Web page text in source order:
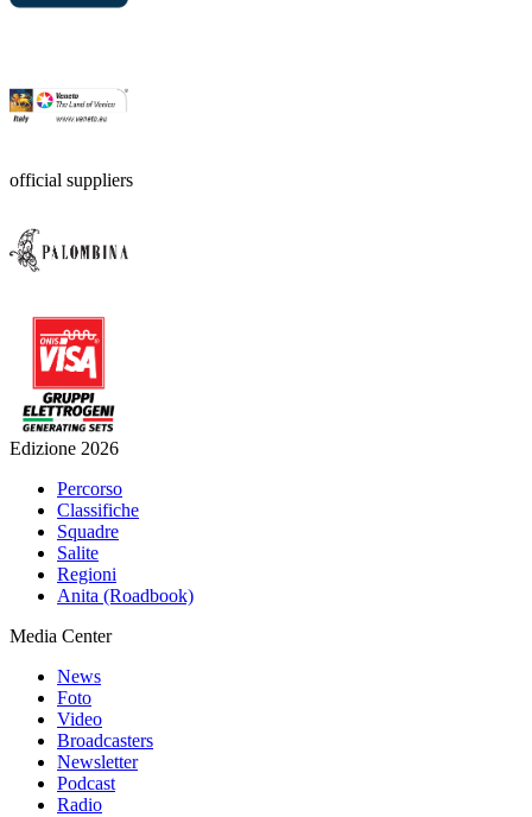
official suppliers
Edizione 2026
Percorso
Classifiche
Squadre
Salite
Regioni
Anita (Roadbook)
Media Center
News
Foto
Video
Broadcasters
Newsletter
Podcast
Radio